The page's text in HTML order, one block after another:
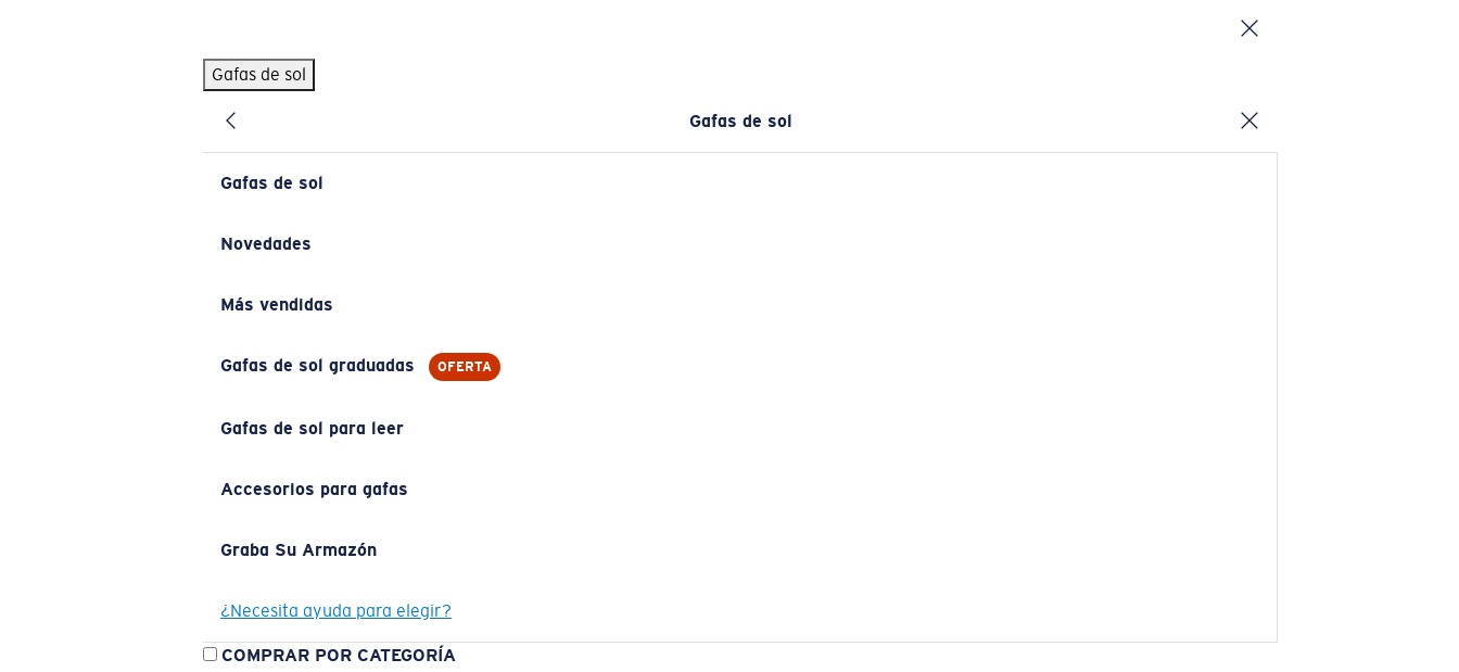
Gafas de sol
Gafas de sol
Gafas de sol
Novedades
Más vendidas
Gafas de sol graduadas OFERTA
Gafas de sol para leer
Accesorios para gafas
Graba Su Armazón
¿Necesita ayuda para elegir?
COMPRAR POR CATEGORÍA
BÚSQUEDAS POPULARES
Pilothouse PRO Limited Edition Pack
Gafas de sol personalizadas
Los más vendidos de gafas de sol